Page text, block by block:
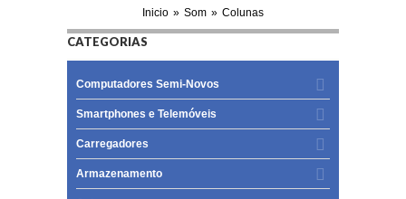
Inicio » Som » Colunas
CATEGORIAS
Computadores Semi-Novos
Smartphones e Telemóveis
Carregadores
Armazenamento